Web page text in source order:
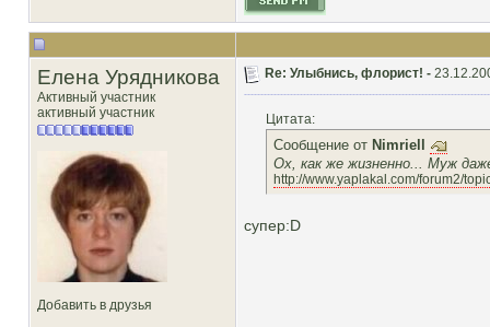
Елена Урядникова
Активный участник
активный участник
Добавить в друзья
Re: Улыбнись, флорист! -
Цитата:
Сообщение от Nimriell
Ох, как же жизненно... Муж
http://www.yaplakal.com/forum2/
супер:D